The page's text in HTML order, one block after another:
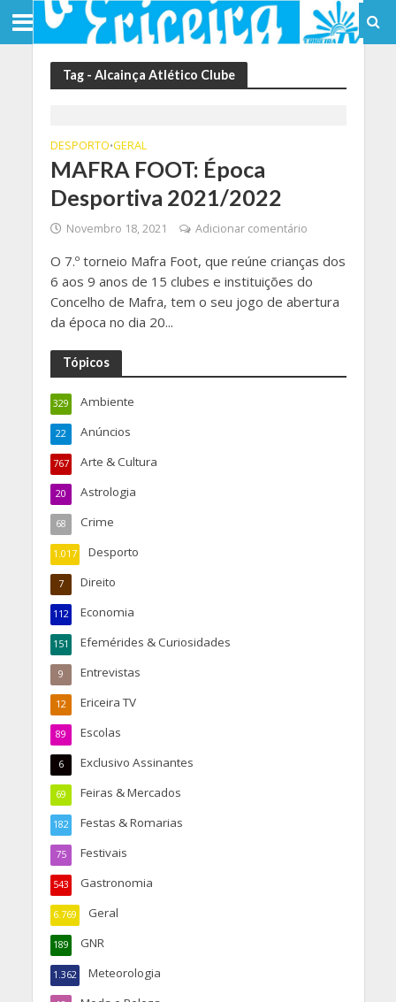
Tag - Alcainça Atlético Clube
DESPORTO•GERAL
MAFRA FOOT: Época
Desportiva 2021/2022
Novembro 18, 2021 Adicionar comentário
O 7.º torneio Mafra Foot, que reúne crianças dos
6 aos 9 anos de 15 clubes e instituições do
Concelho de Mafra, tem o seu jogo de abertura
da época no dia 20...
Tópicos
Ambiente
329
Anúncios
22
Arte & Cultura
767
Astrologia
20
Crime
68
Desporto
1.017
Direito
7
Economia
112
Efemérides & Curiosidades
151
Entrevistas
9
Ericeira TV
12
Escolas
89
Exclusivo Assinantes
6
Feiras & Mercados
69
Festas & Romarias
182
Festivais
75
Gastronomia
543
Geral
6.769
GNR
189
Meteorologia
1.362